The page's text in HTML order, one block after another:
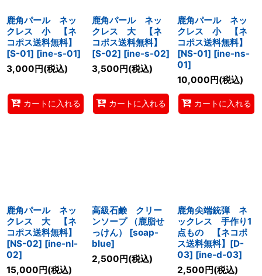
鹿角パール ネッ
クレス 小 【ネ
コポス送料無料】
[S-01] [ine-s-01]
3,000円(税込)
カートに入れる
鹿角パール ネッ
クレス 大 【ネ
コポス送料無料】
[S-02] [ine-s-02]
3,500円(税込)
カートに入れる
鹿角パール ネッ
クレス 小 【ネ
コポス送料無料】
[NS-01] [ine-ns-
01]
10,000円(税込)
カートに入れる
鹿角パール ネッ
クレス 大 【ネ
コポス送料無料】
[NS-02] [ine-nl-
02]
15,000円(税込)
高級石鹸 クリー
ンソープ （鹿脂せ
っけん）
[soap-
blue]
2,500円(税込)
鹿角尖端銃弾 ネ
ックレス 手作り1
点もの 【ネコポ
ス送料無料】[D-
03] [ine-d-03]
2,500円(税込)